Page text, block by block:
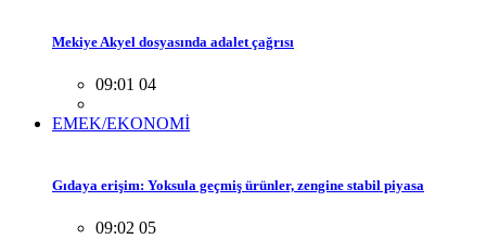
Mekiye Akyel dosyasında adalet çağrısı
09:01 04
EMEK/EKONOMİ
Gıdaya erişim: Yoksula geçmiş ürünler, zengine stabil piyasa
09:02 05